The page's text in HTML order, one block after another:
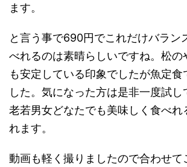
ます。
と言う事で690円でこれだけバラン
べれるのは素晴らしいですね。松の
も安定している印象でしたが魚定
した。気になった方は是非一度試し
老若男女どなたでも美味しく食べれ
れます。
動画も軽く撮りましたので合わせて